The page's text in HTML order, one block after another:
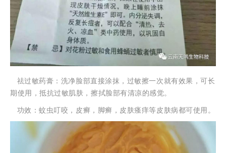
祛过敏药膏：洗净脸部直接涂抹，过敏擦一次就有效果，可长
期使用，抵抗过敏肌肤，擦拭脸部有清凉的感觉。
功效：蚊虫叮咬，皮癣，脚癣，皮肤瘙痒等皮肤病都可使用。